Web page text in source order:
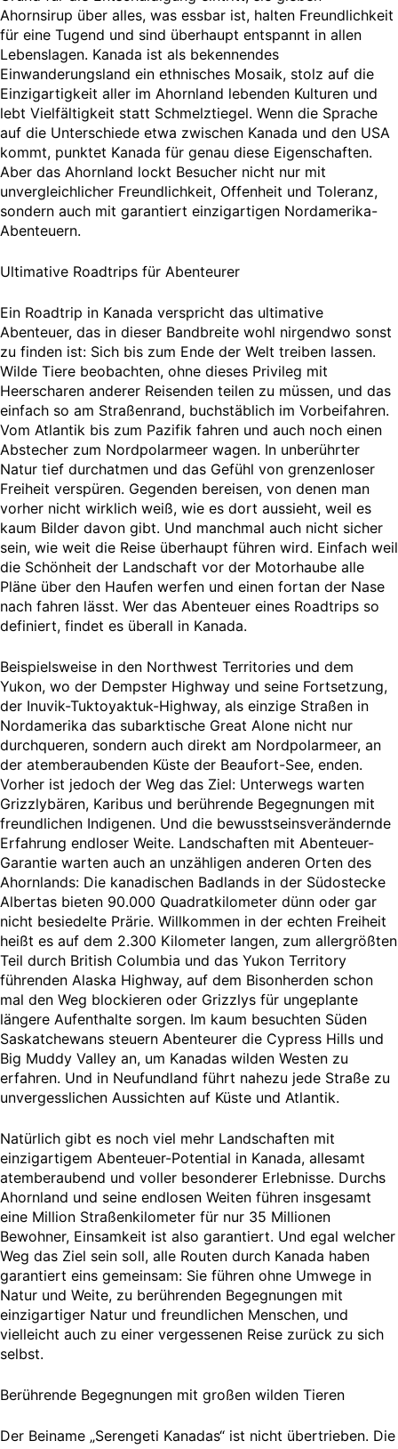
Ahornsirup über alles, was essbar ist, halten Freundlichkeit
für eine Tugend und sind überhaupt entspannt in allen
Lebenslagen. Kanada ist als bekennendes
Einwanderungsland ein ethnisches Mosaik, stolz auf die
Einzigartigkeit aller im Ahornland lebenden Kulturen und
lebt Vielfältigkeit statt Schmelztiegel. Wenn die Sprache
auf die Unterschiede etwa zwischen Kanada und den USA
kommt, punktet Kanada für genau diese Eigenschaften.
Aber das Ahornland lockt Besucher nicht nur mit
unvergleichlicher Freundlichkeit, Offenheit und Toleranz,
sondern auch mit garantiert einzigartigen Nordamerika-
Abenteuern.
Ultimative Roadtrips für Abenteurer
Ein Roadtrip in Kanada verspricht das ultimative
Abenteuer, das in dieser Bandbreite wohl nirgendwo sonst
zu finden ist: Sich bis zum Ende der Welt treiben lassen.
Wilde Tiere beobachten, ohne dieses Privileg mit
Heerscharen anderer Reisenden teilen zu müssen, und das
einfach so am Straßenrand, buchstäblich im Vorbeifahren.
Vom Atlantik bis zum Pazifik fahren und auch noch einen
Abstecher zum Nordpolarmeer wagen. In unberührter
Natur tief durchatmen und das Gefühl von grenzenloser
Freiheit verspüren. Gegenden bereisen, von denen man
vorher nicht wirklich weiß, wie es dort aussieht, weil es
kaum Bilder davon gibt. Und manchmal auch nicht sicher
sein, wie weit die Reise überhaupt führen wird. Einfach weil
die Schönheit der Landschaft vor der Motorhaube alle
Pläne über den Haufen werfen und einen fortan der Nase
nach fahren lässt. Wer das Abenteuer eines Roadtrips so
definiert, findet es überall in Kanada.
Beispielsweise in den Northwest Territories und dem
Yukon, wo der Dempster Highway und seine Fortsetzung,
der Inuvik-Tuktoyaktuk-Highway, als einzige Straßen in
Nordamerika das subarktische Great Alone nicht nur
durchqueren, sondern auch direkt am Nordpolarmeer, an
der atemberaubenden Küste der Beaufort-See, enden.
Vorher ist jedoch der Weg das Ziel: Unterwegs warten
Grizzlybären, Karibus und berührende Begegnungen mit
freundlichen Indigenen. Und die bewusstseinsverändernde
Erfahrung endloser Weite. Landschaften mit Abenteuer-
Garantie warten auch an unzähligen anderen Orten des
Ahornlands: Die kanadischen Badlands in der Südostecke
Albertas bieten 90.000 Quadratkilometer dünn oder gar
nicht besiedelte Prärie. Willkommen in der echten Freiheit
heißt es auf dem 2.300 Kilometer langen, zum allergrößten
Teil durch British Columbia und das Yukon Territory
führenden Alaska Highway, auf dem Bisonherden schon
mal den Weg blockieren oder Grizzlys für ungeplante
längere Aufenthalte sorgen. Im kaum besuchten Süden
Saskatchewans steuern Abenteurer die Cypress Hills und
Big Muddy Valley an, um Kanadas wilden Westen zu
erfahren. Und in Neufundland führt nahezu jede Straße zu
unvergesslichen Aussichten auf Küste und Atlantik.
Natürlich gibt es noch viel mehr Landschaften mit
einzigartigem Abenteuer-Potential in Kanada, allesamt
atemberaubend und voller besonderer Erlebnisse. Durchs
Ahornland und seine endlosen Weiten führen insgesamt
eine Million Straßenkilometer für nur 35 Millionen
Bewohner, Einsamkeit ist also garantiert. Und egal welcher
Weg das Ziel sein soll, alle Routen durch Kanada haben
garantiert eins gemeinsam: Sie führen ohne Umwege in
Natur und Weite, zu berührenden Begegnungen mit
einzigartiger Natur und freundlichen Menschen, und
vielleicht auch zu einer vergessenen Reise zurück zu sich
selbst.
Berührende Begegnungen mit großen wilden Tieren
Der Beiname „Serengeti Kanadas“ ist nicht übertrieben. Die